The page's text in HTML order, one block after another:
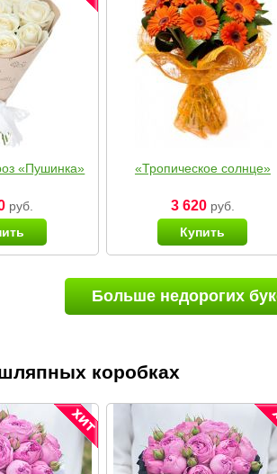
«Пушинка»
руб.
«Тропическое солнце»
3 620руб.
Купить
Больше недорогих
коробках